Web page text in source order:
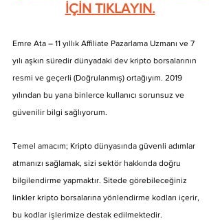
İÇİN TIKLAYIN.
Emre Ata – 11 yıllık Affiliate Pazarlama Uzmanı ve 7
yılı aşkın süredir dünyadaki dev kripto borsalarının
resmi ve geçerli (Doğrulanmış) ortağıyım. 2019
yılından bu yana binlerce kullanıcı sorunsuz ve
güvenilir bilgi sağlıyorum.
Temel amacım; Kripto dünyasında güvenli adımlar
atmanızı sağlamak, sizi sektör hakkında doğru
bilgilendirme yapmaktır. Sitede görebileceğiniz
linkler kripto borsalarına yönlendirme kodları içerir,
bu kodlar işlerimize destak edilmektedir.